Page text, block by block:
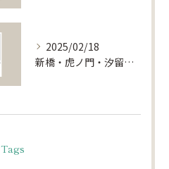
2025/02/18
新橋・虎ノ門・汐留で叶える特別な貸切パーティー体験：東京都港区の魅力を探る
Tags